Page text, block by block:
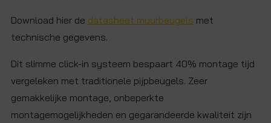
Download hier de datasheet muurbeugels met
technische gegevens.
Dit slimme click-in systeem bespaart 40% montage tijd
vergeleken met traditionele pijpbeugels. Zeer
gemakkelijke montage, onbeperkte
montagemogelijkheden en gegarandeerde kwaliteit zijn